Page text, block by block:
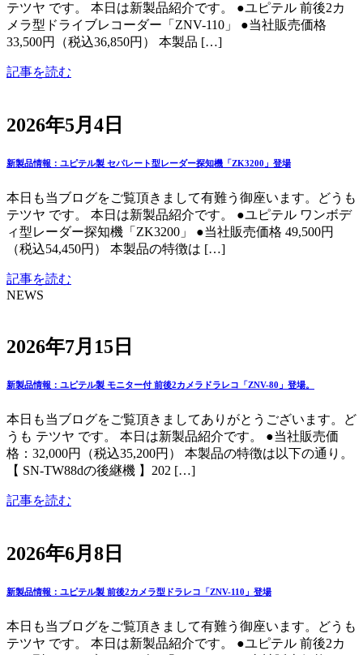
テツヤ です。 本日は新製品紹介です。 ●ユピテル 前後2カ
メラ型ドライブレコーダー「ZNV-110」 ●当社販売価格
33,500円（税込36,850円） 本製品 […]
記事を読む
2026年5月4日
新製品情報：ユピテル製 セパレート型レーダー探知機「ZK3200」登場
本日も当ブログをご覧頂きまして有難う御座います。どうも
テツヤ です。 本日は新製品紹介です。 ●ユピテル ワンボデ
ィ型レーダー探知機「ZK3200」 ●当社販売価格 49,500円
（税込54,450円） 本製品の特徴は […]
記事を読む
NEWS
2026年7月15日
新製品情報：ユピテル製 モニター付 前後2カメラドラレコ「ZNV-80」登場。
本日も当ブログをご覧頂きましてありがとうございます。ど
うも テツヤ です。 本日は新製品紹介です。 ●当社販売価
格：32,000円（税込35,200円） 本製品の特徴は以下の通り。
【 SN-TW88dの後継機 】202 […]
記事を読む
2026年6月8日
新製品情報：ユピテル製 前後2カメラ型ドラレコ「ZNV-110」登場
本日も当ブログをご覧頂きまして有難う御座います。どうも
テツヤ です。 本日は新製品紹介です。 ●ユピテル 前後2カ